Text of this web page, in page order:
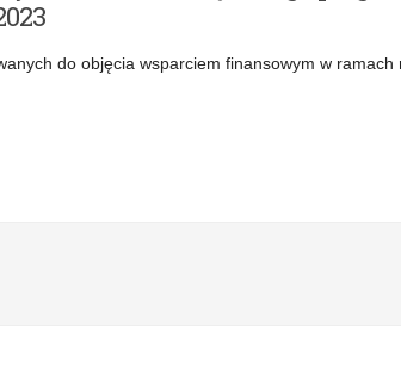
do objęcia wsparciem finansowym w ramach